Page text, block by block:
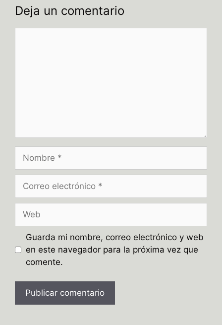
Deja un comentario
Nombre
Correo
Web
Guarda mi nombre, correo electrónico y web
en este navegador para la próxima vez que
comente.